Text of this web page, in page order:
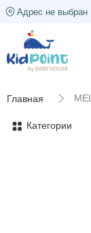
Адрес не выбран
Главная
Категории